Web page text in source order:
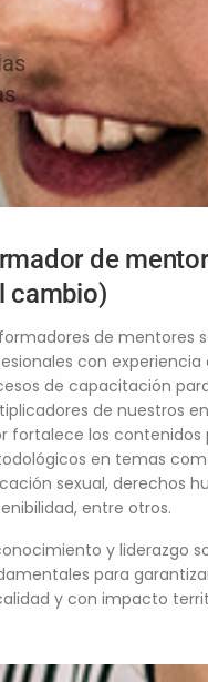
de
cambio)
de mentores
con experiencia
de capacitación
de nuestros
fortalece los contenidos
en temas
sexual, derechos
entre otros.
y liderazgo
para
y con impacto